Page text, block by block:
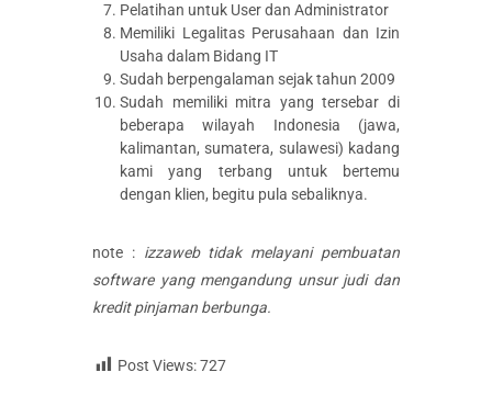
Pelatihan untuk User dan Administrator
Memiliki Legalitas Perusahaan dan Izin
Usaha dalam Bidang IT
Sudah berpengalaman sejak tahun 2009
Sudah memiliki mitra yang tersebar di
beberapa wilayah Indonesia (jawa,
kalimantan, sumatera, sulawesi) kadang
kami yang terbang untuk bertemu
dengan klien, begitu pula sebaliknya.
note : izzaweb tidak melayani pembuatan
software yang mengandung unsur judi dan
kredit pinjaman berbunga.
Post Views:727